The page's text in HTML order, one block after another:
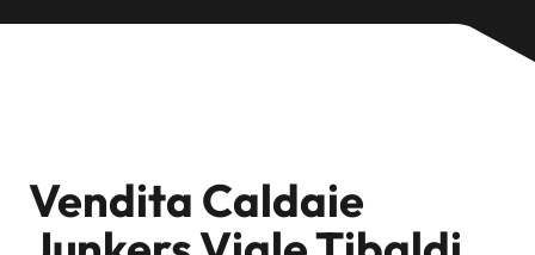
Vendita Caldaie